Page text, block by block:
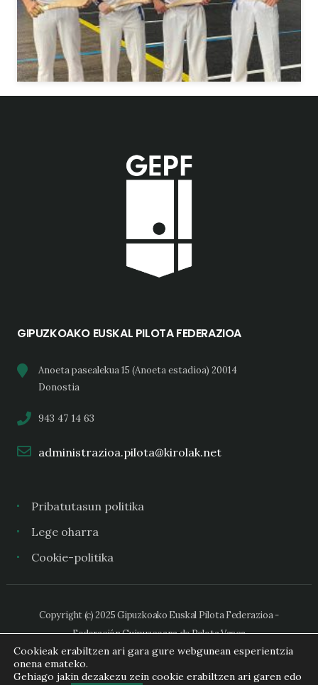
GIPUZKOAKO EUSKAL PILOTA FEDERAZIOA
Anoeta pasealekua 15 (Anoeta estadioa) 20014
Donostia
943 47 14 63
administrazioa.pilota@kirolak.net
Pribatutasun politika
Lege oharra
Cookie-politika
Copyright (c) 2025 Gipuzkoako Euskal Pilota Federazioa -
Federación Guipuzcoana de Pelota Vasca
Cookieak erabiltzen ari gara gure webgunean esperientzia
onena emateko.
Gehiago jakin dezakezu zein cookie erabiltzen ari garen edo